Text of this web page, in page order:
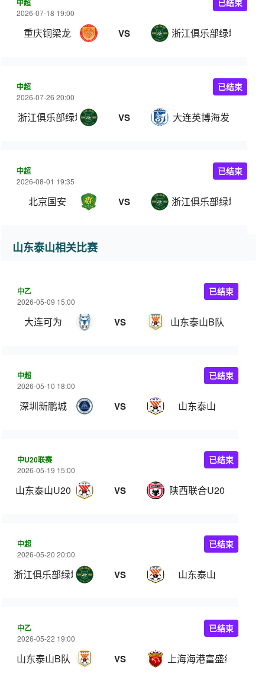
中超
2026-07-18 19:00
重庆铜梁龙 VS 浙江俱乐部绿城
已结束
中超
2026-07-26 20:00
浙江俱乐部绿城 VS 大连英博海发
已结束
中超
2026-08-01 19:35
北京国安 VS 浙江俱乐部绿城
已结束
山东泰山相关比赛
中乙
2026-05-09 15:00
大连可为 VS 山东泰山B队
已结束
中超
2026-05-10 18:00
深圳新鹏城 VS 山东泰山
已结束
中U20联赛
2026-05-19 15:00
山东泰山U20 VS 陕西联合U20
已结束
中超
2026-05-20 20:00
浙江俱乐部绿城 VS 山东泰山
已结束
中乙
2026-05-22 19:00
山东泰山B队 VS 上海海港富盛经开
已结束